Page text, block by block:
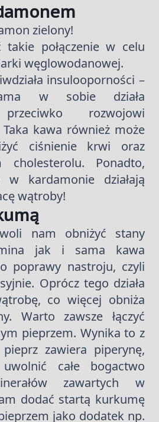
zielony!
takie połączenie w celu
węglowodanowej.
insulooporności –
w sobie działa
rozwojowi
kawa również może
ciśnienie krwi oraz
cholesterolu. Ponadto,
w kardamonie działają
wątroby!
nam obniżyć stany
jak i sama kawa
poprawy nastroju, czyli
Oprócz tego działa
co więcej obniża
Warto zawsze łączyć
pieprzem. Wynika to z
zawiera piperynę,
całe bogactwo
zawartych w
dodać startą kurkumę
jako dodatek np.